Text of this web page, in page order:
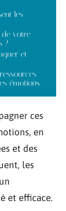
les
de votre
?
et
émotions
ces
en
et des
les
et efficace.